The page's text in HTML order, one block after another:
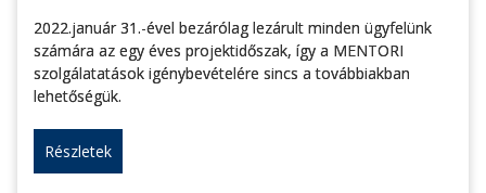
2022.január 31.-ével bezárólag lezárult minden ügyfelünk
számára az egy éves projektidőszak, így a MENTORI
szolgálatatások igénybevételére sincs a továbbiakban
lehetőségük.
Részletek